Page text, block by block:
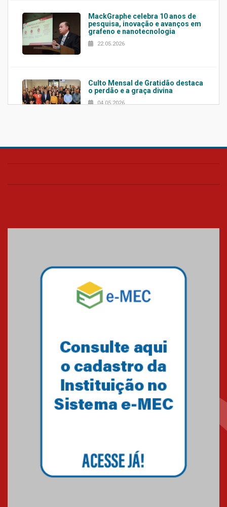
MackGraphe celebra 10 anos de
pesquisa, inovação e avanços em
grafeno e nanotecnologia
22.05.2026
Culto Mensal de Gratidão destaca
o perdão e a graça divina
04.05.2026
Confira como foi o culto mensal
Mackenzie mobiliza campanha
solidária para apoiar famílias em
Minas Gerais
Primeiro culto do ano ressalta o
27.02.2026